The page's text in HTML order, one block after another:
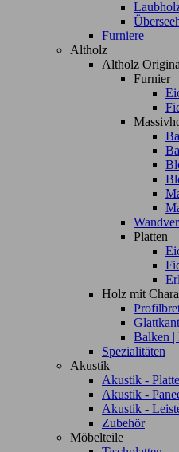
Furniere
Altholz
Altholz
Furnier
Platten
Holz mit
Balken |
Spezialitäten
Akustik
Akustik -
Akustik -
Akustik -
Zubehör
Möbelteile